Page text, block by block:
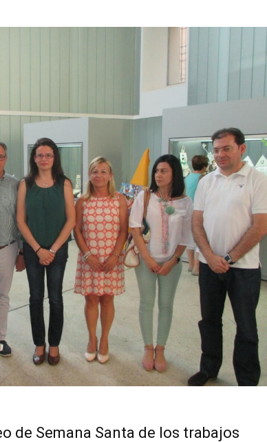
de Semana Santa de los trabajos